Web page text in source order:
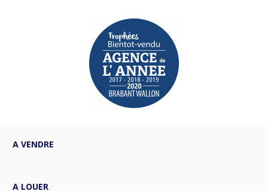
A VENDRE
A LOUER